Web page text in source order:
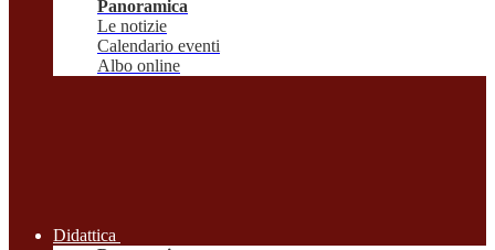
Panoramica
Le notizie
Calendario eventi
Albo online
Didattica